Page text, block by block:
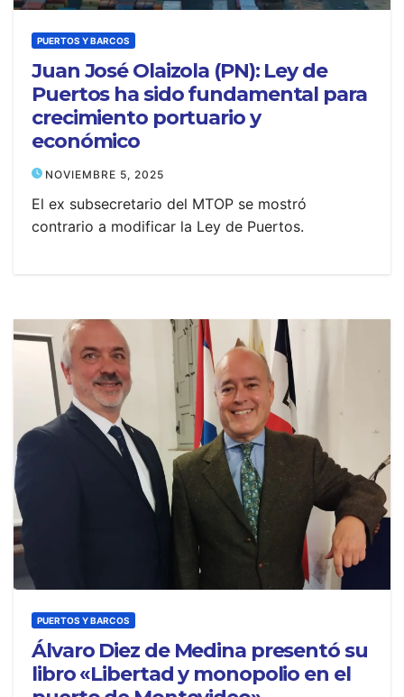
PUERTOS Y BARCOS
Juan José Olaizola (PN): Ley de
Puertos ha sido fundamental para
crecimiento portuario y
económico
NOVIEMBRE 5, 2025
El ex subsecretario del MTOP se mostró
contrario a modificar la Ley de Puertos.
PUERTOS Y BARCOS
Álvaro Diez de Medina presentó su
libro «Libertad y monopolio en el